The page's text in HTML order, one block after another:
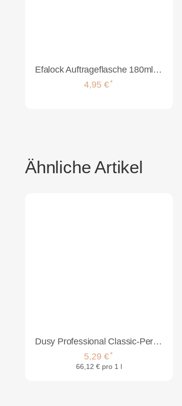
Efalock Auftrageflasche 180ml mit Verschlusskappe
4,95 €*
Ähnliche Artikel
Dusy Professional Classic-Perm G 80 ml
5,29 €*
66,12 € pro 1 l